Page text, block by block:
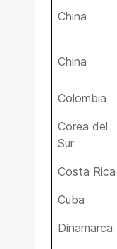
China
China
Colombia
Corea del
Sur
Costa Rica
Cuba
Dinamarca